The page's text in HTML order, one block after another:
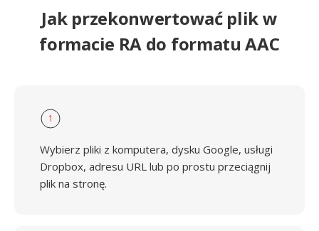
Jak przekonwertować plik w
formacie RA do formatu AAC
1
Wybierz pliki z komputera, dysku Google, usługi
Dropbox, adresu URL lub po prostu przeciągnij
plik na stronę.